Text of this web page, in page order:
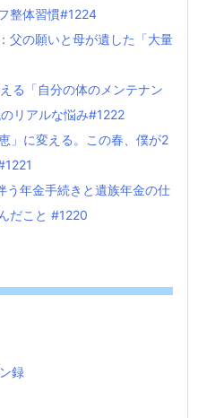
整体習慣#1224
父の願いと母が遺した「大量
る「自分の体のメンテナン
リアルな悩み#1222
」に変える。この春、僕が2
う年金手続きと遺族年金の仕
だこと #1220
録